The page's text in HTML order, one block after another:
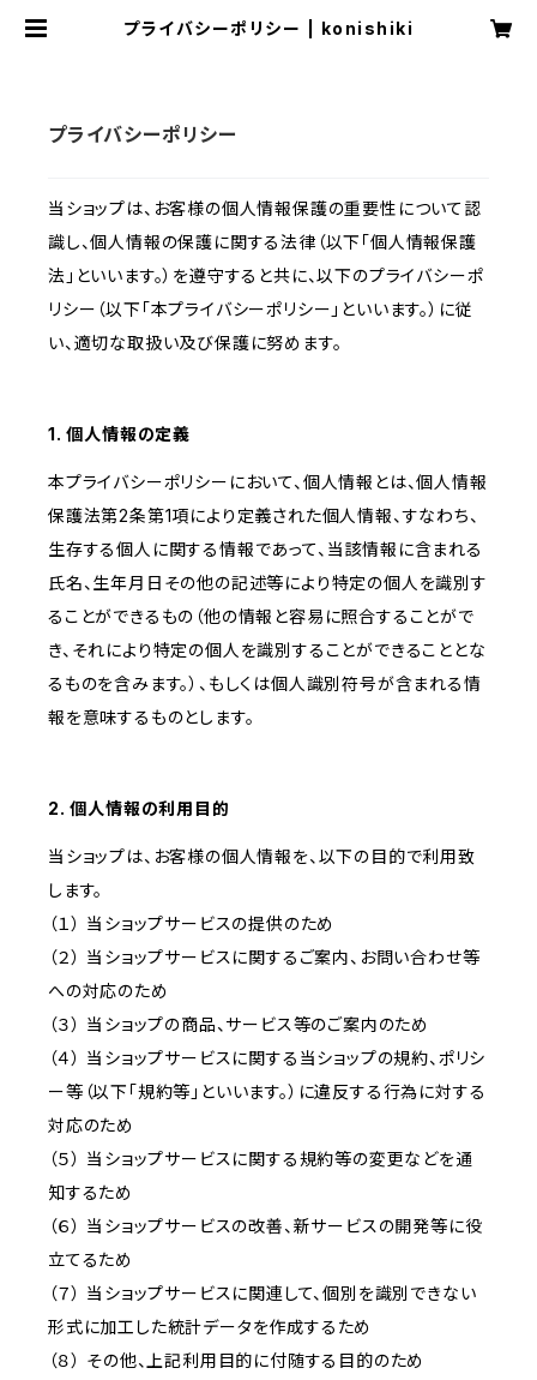
プライバシーポリシー | konishiki
プライバシーポリシー
当ショップは、お客様の個人情報保護の重要性について認
識し、個人情報の保護に関する法律（以下「個人情報保護
法」といいます。）を遵守すると共に、以下のプライバシーポ
リシー（以下「本プライバシーポリシー」といいます。）に従
い、適切な取扱い及び保護に努めます。
1. 個人情報の定義
本プライバシーポリシーにおいて、個人情報とは、個人情報
保護法第2条第1項により定義された個人情報、すなわち、
生存する個人に関する情報であって、当該情報に含まれる
氏名、生年月日その他の記述等により特定の個人を識別す
ることができるもの（他の情報と容易に照合することがで
き、それにより特定の個人を識別することができることとな
るものを含みます。）、もしくは個人識別符号が含まれる情
報を意味するものとします。
2. 個人情報の利用目的
当ショップは、お客様の個人情報を、以下の目的で利用致
します。
（１） 当ショップサービスの提供のため
（２） 当ショップサービスに関するご案内、お問い合わせ等
への対応のため
（３） 当ショップの商品、サービス等のご案内のため
（４） 当ショップサービスに関する当ショップの規約、ポリシ
ー等（以下「規約等」といいます。）に違反する行為に対する
対応のため
（５） 当ショップサービスに関する規約等の変更などを通
知するため
（６） 当ショップサービスの改善、新サービスの開発等に役
立てるため
（７） 当ショップサービスに関連して、個別を識別できない
形式に加工した統計データを作成するため
（８） その他、上記利用目的に付随する目的のため